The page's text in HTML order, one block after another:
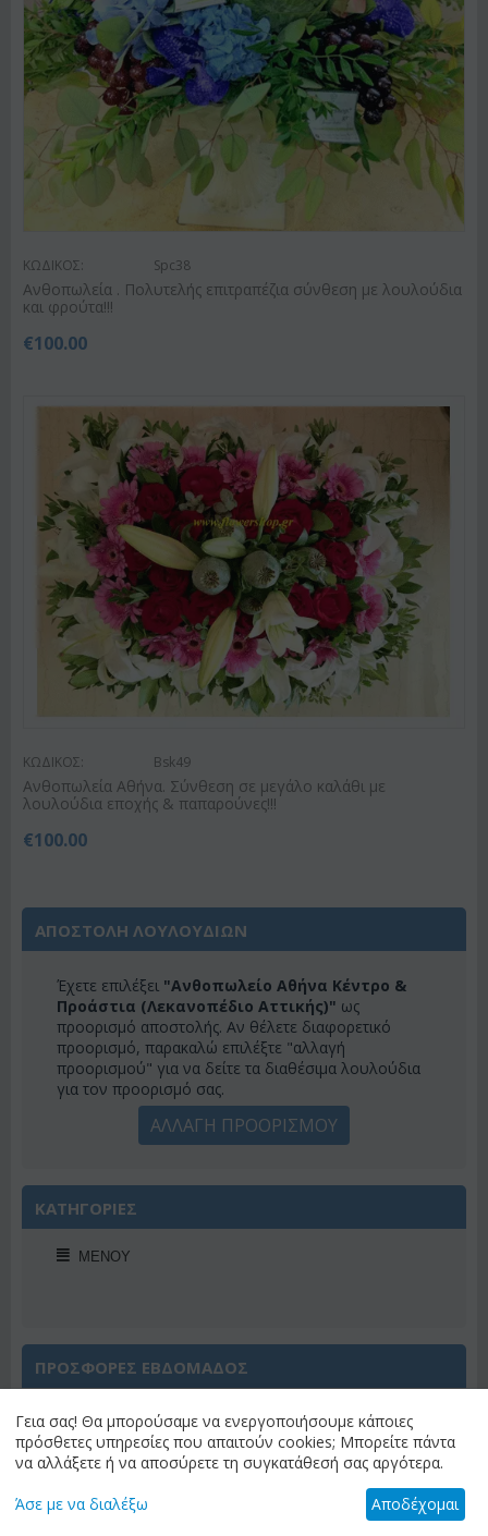
ΚΩΔΙΚΟΣ: Spc38
Ανθοπωλεία . Πολυτελής επιτραπέζια σύνθεση με λουλούδια
και φρούτα!!!
€100.00
ΚΩΔΙΚΟΣ: Bsk49
Ανθοπωλεία Αθήνα. Σύνθεση σε μεγάλο καλάθι με
λουλούδια εποχής & παπαρούνες!!!
€100.00
ΑΠΟΣΤΟΛΗ ΛΟΥΛΟΥΔΙΩΝ
Έχετε επιλέξει "Ανθοπωλείο Αθήνα Κέντρο &
Προάστια (Λεκανοπέδιο Αττικής)" ως
προορισμό αποστολής. Αν θέλετε διαφορετικό
προορισμό, παρακαλώ επιλέξτε "αλλαγή
προορισμού" για να δείτε τα διαθέσιμα λουλούδια
για τον προορισμό σας.
ΑΛΛΑΓΗ ΠΡΟΟΡΙΣΜΟΥ
ΚΑΤΗΓΟΡΙΕΣ
ΜΕΝΟΎ
ΠΡΟΣΦΟΡΕΣ ΕΒΔΟΜΑΔΟΣ
Έκπτωση 22%
Γεια σας! Θα μπορούσαμε να ενεργοποιήσουμε κάποιες
πρόσθετες υπηρεσίες που απαιτούν cookies; Μπορείτε πάντα
να αλλάξετε ή να αποσύρετε τη συγκατάθεσή σας αργότερα.
Άσε με να διαλέξω Αποδέχομαι